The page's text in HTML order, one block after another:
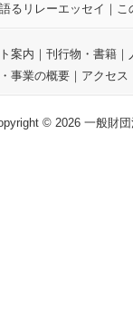
るリレーエッセイ ｜
案内 ｜ 刊行物・書籍 ｜
事業の概要 ｜ アクセス
© 2026 一般財